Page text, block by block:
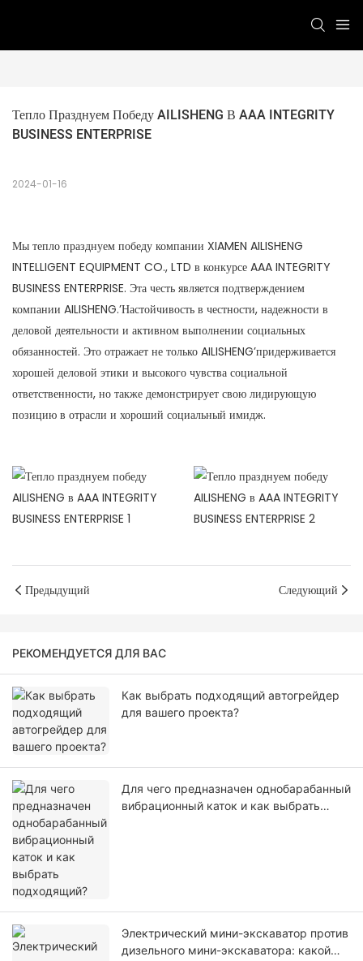
Тепло Празднуем Победу AILISHENG В AAA INTEGRITY
BUSINESS ENTERPRISE
2024-01-16
Мы тепло празднуем победу компании XIAMEN AILISHENG
INTELLIGENT EQUIPMENT CO., LTD в конкурсе AAA INTEGRITY
BUSINESS ENTERPRISE. Эта честь является подтверждением
компании AILISHENG.’Настойчивость в честности, надежности в
деловой деятельности и активном выполнении социальных
обязанностей. Это отражает не только AILISHENG’придерживается
хорошей деловой этики и высокого чувства социальной
ответственности, но также демонстрирует свою лидирующую
позицию в отрасли и хороший социальный имидж.
Предыдущий Следующий
РЕКОМЕНДУЕТСЯ ДЛЯ ВАС
Как выбрать подходящий автогрейдер
для вашего проекта?
Для чего предназначен однобарабанный
вибрационный каток и как выбрать
Электрический мини-экскаватор против
дизельного мини-экскаватора: какой